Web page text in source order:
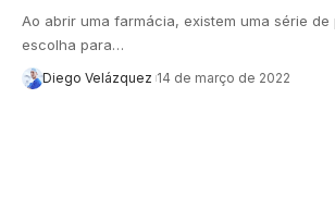
Ao abrir uma farmácia, existem uma série de
escolha para…
Diego Velázquez 14 de março de 2022